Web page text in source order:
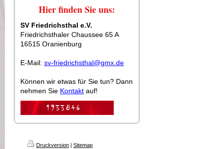
Hier finden Sie uns:
SV Friedrichsthal e.V.
Friedrichsthaler Chaussee 65 A
16515 Oranienburg
E-Mail: sv-friedrichsthal@gmx.de
Können wir etwas für Sie tun? Dann
nehmen Sie Kontakt auf!
Druckversion | Sitemap